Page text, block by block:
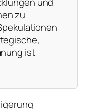
zu
ist